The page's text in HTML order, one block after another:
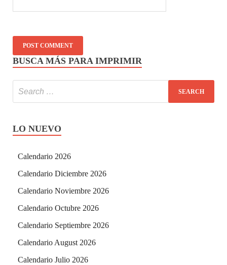
BUSCA MÁS PARA IMPRIMIR
LO NUEVO
Calendario 2026
Calendario Diciembre 2026
Calendario Noviembre 2026
Calendario Octubre 2026
Calendario Septiembre 2026
Calendario August 2026
Calendario Julio 2026